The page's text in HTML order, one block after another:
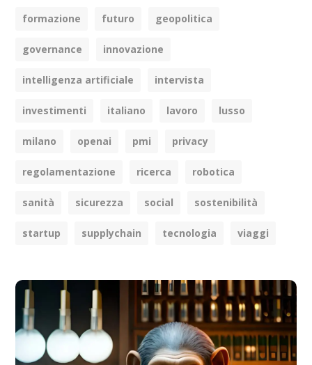
formazione futuro geopolitica
governance innovazione
intelligenza artificiale intervista
investimenti italiano lavoro lusso
milano openai pmi privacy
regolamentazione ricerca robotica
sanità sicurezza social sostenibilità
startup supplychain tecnologia viaggi